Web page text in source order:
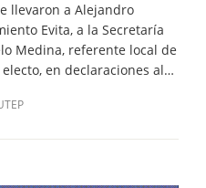
llevaron a Alejandro
Evita, a la Secretaría
Medina, referente local de
en declaraciones al…